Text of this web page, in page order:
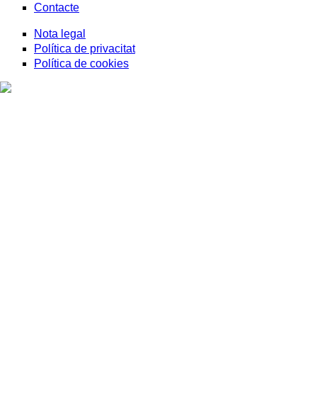
Contacte
Nota legal
Política de privacitat
Política de cookies